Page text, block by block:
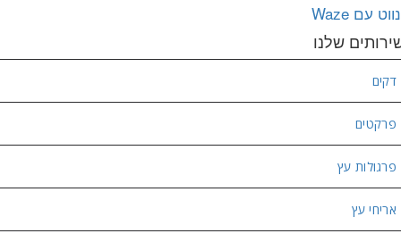
נווט עם Waze
שלנו
דקים
פרקטים
פרגולות עץ
אריחי עץ